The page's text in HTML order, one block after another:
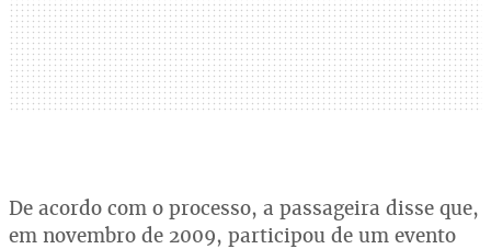
De acordo com o processo, a passageira disse que,
em novembro de 2009, participou de um evento